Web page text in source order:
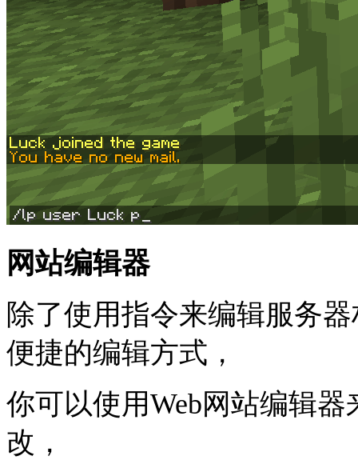
网站编辑器
除了使用指令来编辑服务
便捷的编辑方式，
你可以使用Web网站编辑
改，